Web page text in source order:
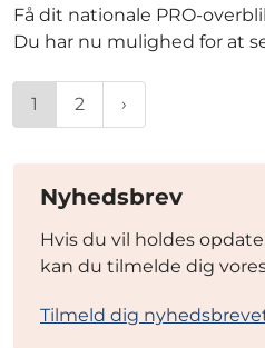
Få dit nationale PRO-
Du har nu mulighed for at
1 2
Nyhedsbrev
Hvis du vil holdes
kan du tilmelde dig
Tilmeld dig